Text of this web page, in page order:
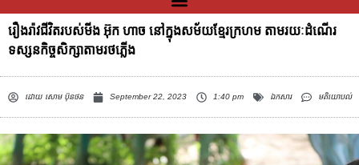
រឿងរ៉ាវជីវិតរបស់មីង អ៊ុក ហាច នៅក្នុងសម័យខ្មែរក្រហម តាមរយៈដំណើរ
ទស្សនកិច្ចសិក្សាតាមរថភ្លើង
ដោយសោម ប៊ុនថន September 22, 2023 1:40 pm ឯកសារ មតិយោបល់